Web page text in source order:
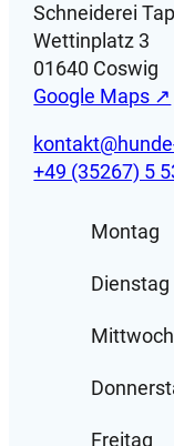
Schneiderei
Wettinplatz 3
01640 Coswig
Google Maps ↗
+49 (35267) 5
Montag
Dienstag
Mittwoch
Freitag